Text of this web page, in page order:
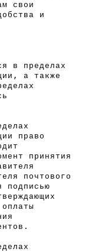
свои
и
в пределах
а также
право
принятия
почтового
подписью